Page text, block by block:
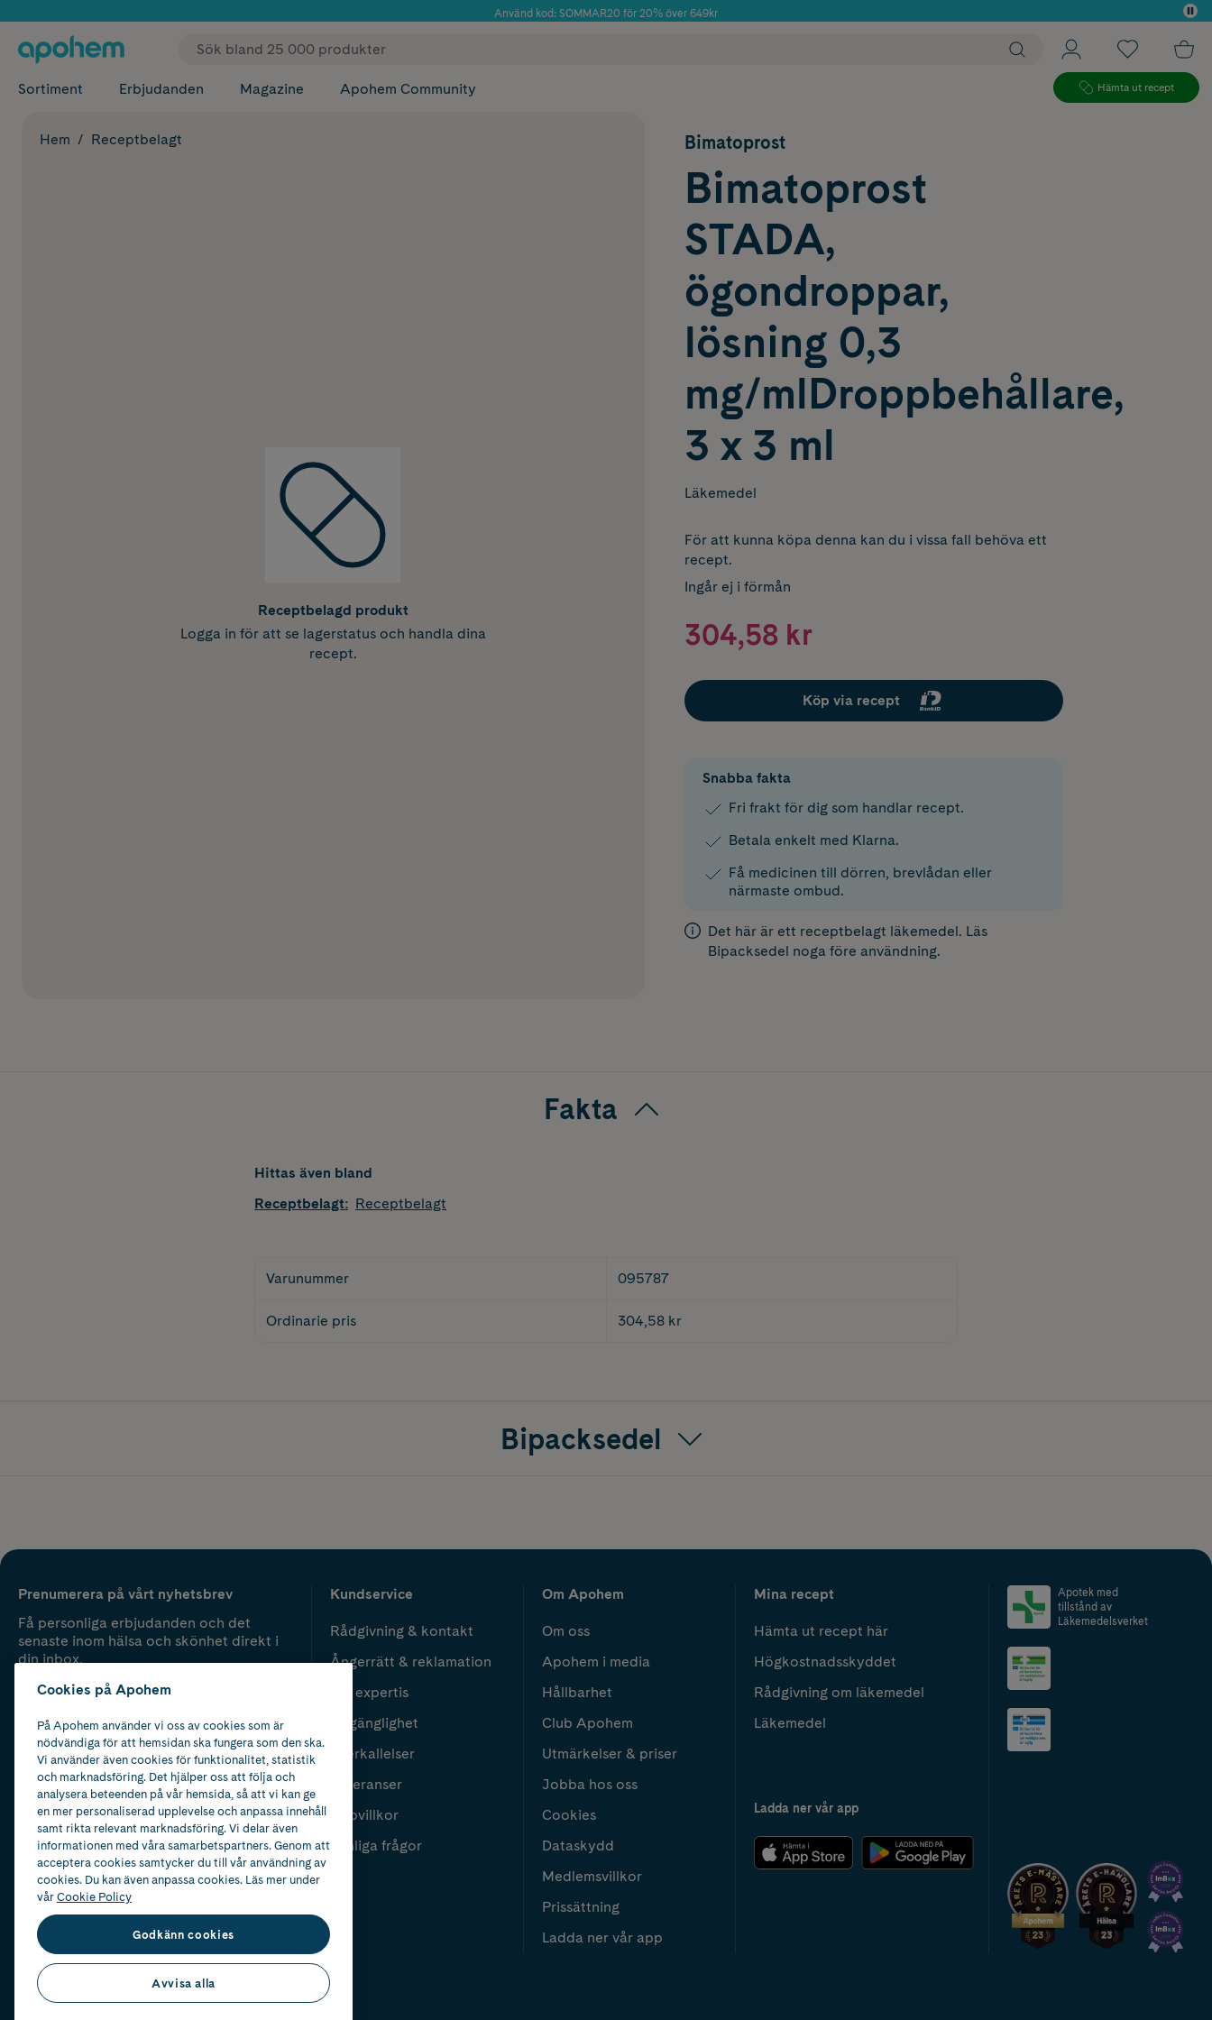
Använd kod: SOMMAR20 för 20% över 649kr
✓ Fri frakt
Sortiment Erbjudanden Magazine Apohem Community Hämta ut recept
Hem Receptbelagt
Receptbelagd produkt
Logga in för att se lagerstatus och handla dina
recept.
Bimatoprost
Bimatoprost
STADA,
ögondroppar,
lösning 0,3
mg/mlDroppbehållare,
3 x 3 ml
Läkemedel
För att kunna köpa denna kan du i vissa fall behöva ett
recept.
Ingår ej i förmån
304,58 kr
Köp via recept
Snabba fakta
Fri frakt för dig som handlar recept.
Betala enkelt med Klarna.
Få medicinen till dörren, brevlådan eller
närmaste ombud.
Det här är ett receptbelagt läkemedel. Läs
Bipacksedel noga före användning.
Fakta
Hittas även bland
Receptbelagt: Receptbelagt
Varunummer 095787
Ordinarie pris 304,58 kr
Bipacksedel
Prenumerera på vårt nyhetsbrev
Få personliga erbjudanden och det
senaste inom hälsa och skönhet direkt i
din inbox.
Kundservice
Rådgivning & kontakt
Ångerrätt & reklamation
Vår expertis
Tillgänglighet
Återkallelser
Leveranser
Köpvillkor
Vanliga frågor
Om Apohem
Om oss
Apohem i media
Hållbarhet
Club Apohem
Utmärkelser & priser
Jobba hos oss
Cookies
Dataskydd
Medlemsvillkor
Prissättning
Ladda ner vår app
Mina recept
Hämta ut recept här
Högkostnadsskyddet
Rådgivning om läkemedel
Läkemedel
Ladda ner vår app
Apotek med
tillstånd av
Läkemedelsverket
2024
Cookies på Apohem
På Apohem använder vi oss av cookies som är
nödvändiga för att hemsidan ska fungera som den ska.
Vi använder även cookies för funktionalitet, statistik
och marknadsföring. Det hjälper oss att följa och
analysera beteenden på vår hemsida, så att vi kan ge
en mer personaliserad upplevelse och anpassa innehåll
samt rikta relevant marknadsföring. Vi delar även
informationen med våra samarbetspartners. Genom att
acceptera cookies samtycker du till vår användning av
cookies. Du kan även anpassa cookies. Läs mer under
vårCookie Policy
Godkänn cookies
Avvisa alla